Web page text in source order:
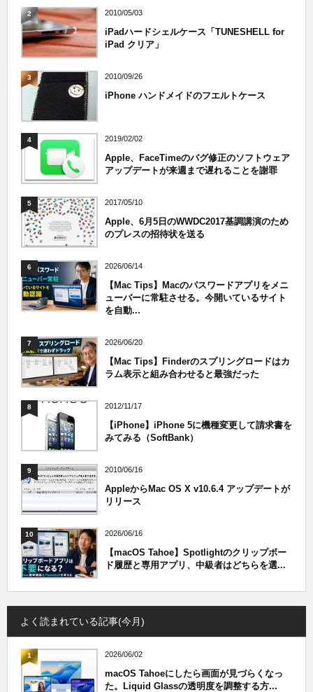
2 2010/05/03
iPadハードシェルケース「TUNESHELL for
iPad クリア」
3 2010/09/26
iPhone ハンドメイドのフエルトケース
4 2019/02/02
Apple、FaceTimeのバグ修正のソフトウェア
アップデートが来週まで遅れることを謝罪
5 2017/05/10
Apple、6月5日のWWDC2017基調講演のため
のプレスの招待状を送る
6 2026/06/14
【Mac Tips】Macのパスワードアプリをメニ
ューバーに常駐させる。今開いているサイト
を自動...
7 2026/06/20
【Mac Tips】Finderのスプリングロードはカ
ラム表示と組み合わせると最強だった
8 2012/11/17
【iPhone】iPhone 5に機種変更して請求書を
みてみる（SoftBank）
9 2010/06/16
AppleからMac OS X v10.6.4 アップデートが
リリース
10 2026/06/16
【macOS Tahoe】Spotlightのクリップボー
ド履歴と専用アプリ、中級者はどちらを選...
よく読まれている記事(今月)
1 2026/06/02
macOS Tahoeにしたら画面が見づらくなっ
た。Liquid Glassの透明度を調整する方...